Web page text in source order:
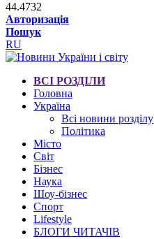
44.4732
Авторизація
Пошук
RU
ВСІ РОЗДІЛИ
Головна
Україна
Всі новини розділу
Політика
Місто
Світ
Бізнес
Наука
Шоу-бізнес
Спорт
Lifestyle
БЛОГИ ЧИТАЧІВ